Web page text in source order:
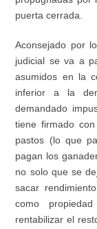
puerta cerrada.
Aconsejado por
judicial se va a
asumidos en la
inferior a la
demandado
tiene firmado
pastos (lo que
pagan los
no solo que se
sacar
como
rentabilizar el